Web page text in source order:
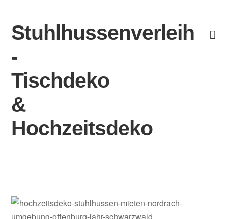
content
Stuhlhussenverleih
-
Tischdeko
&
Hochzeitsdeko